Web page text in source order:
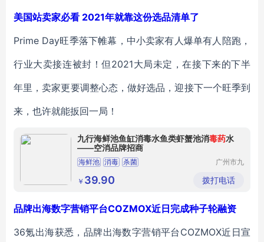
美国站卖家必看 2021年就靠这份选品清单了
Prime Day旺季落下帷幕，中小卖家有人爆单有人陪跑，
行业大卖接连被封！但2021大局未定，在接下来的下半
年里，卖家更要调整心态，做好选品，迎接下一个旺季到
来，也许就能扳回一局！
九行海鲜池鱼缸消毒水鱼类虾蟹池消毒药水
——空消品牌招商
海鲜池 消毒 杀菌
广州市九
技有限公
司
￥ 39.90 拨打电话
品牌出海数字营销平台COZMOX近日完成种子轮融资
36氪出海获悉，品牌出海数字营销平台COZMOX近日宣